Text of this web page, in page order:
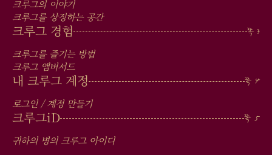
IN
FOOTER
크루그를 상징하는 공간
크루그 경험
크루그를 즐기는 방법
크루그 앰버서드
내 크루그 계정
로그인 / 계정 만들기
크루그iD
귀하의 병의 크루그 아이디